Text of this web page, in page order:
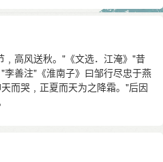
高风送秋。"《文选．江淹》"昔
善注"《淮南子》曰邹行尽忠于燕
而哭﹐正夏而天为之降霜。"后因